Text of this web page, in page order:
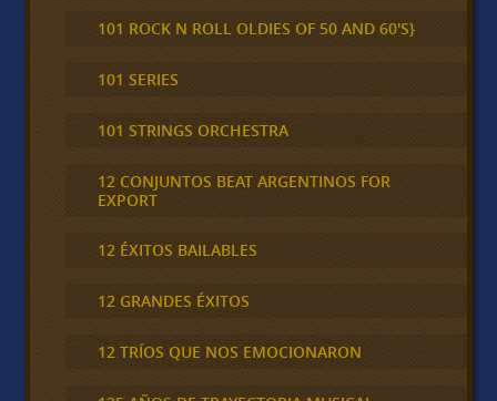
101 ROCK N ROLL OLDIES OF 50 AND 60'S}
101 SERIES
101 STRINGS ORCHESTRA
12 CONJUNTOS BEAT ARGENTINOS FOR
EXPORT
12 ÉXITOS BAILABLES
12 GRANDES ÉXITOS
12 TRÍOS QUE NOS EMOCIONARON